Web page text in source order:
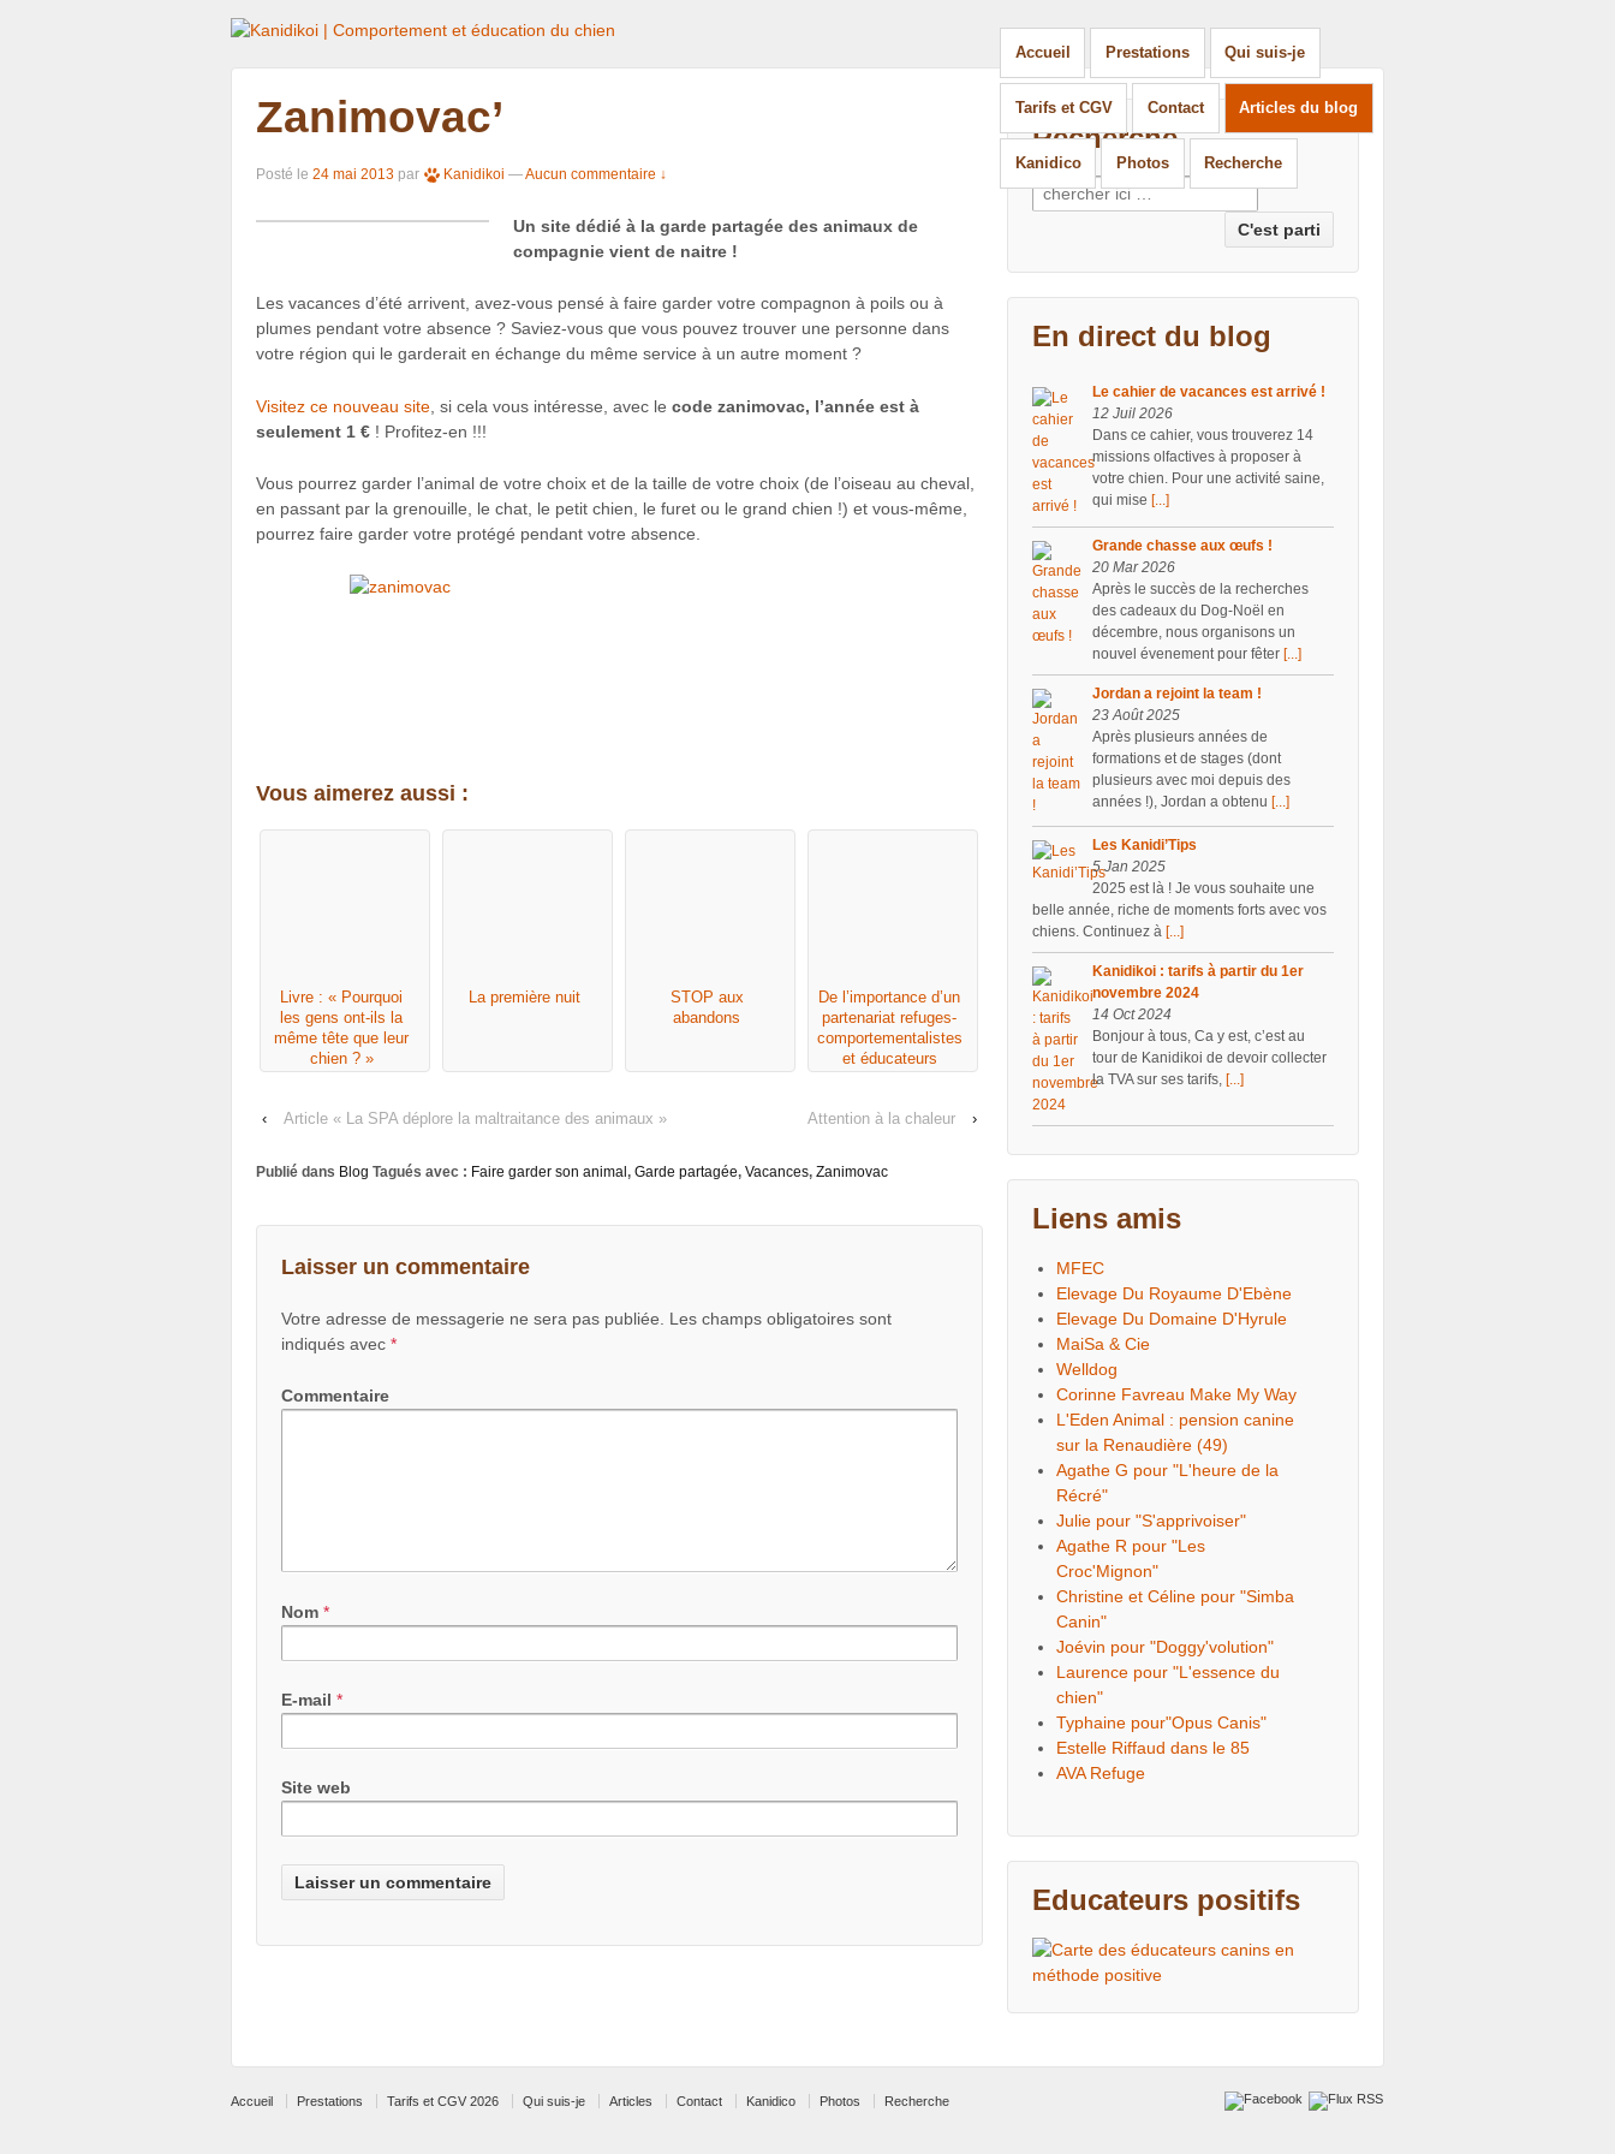
Accueil Prestations Qui suis-je
Tarifs et CGV Contact Articles du blog
Kanidico Photos Recherche
Zanimovac’
Posté le 24 mai 2013 par Kanidikoi —Aucun commentaire ↓
Un site dédié à la garde partagée des animaux de
compagnie vient de naitre !
Les vacances d’été arrivent, avez-vous pensé à faire garder votre compagnon à poils ou à
plumes pendant votre absence ? Saviez-vous que vous pouvez trouver une personne dans
votre région qui le garderait en échange du même service à un autre moment ?
Visitez ce nouveau site , si cela vous intéresse, avec le code zanimovac, l’année est à
seulement 1 € ! Profitez-en !!!
Vous pourrez garder l’animal de votre choix et de la taille de votre choix (de l’oiseau au cheval,
en passant par la grenouille, le chat, le petit chien, le furet ou le grand chien !) et vous-même,
pourrez faire garder votre protégé pendant votre absence.
Vous aimerez aussi :
Livre : « Pourquoi
les gens ont-ils la
même tête que leur
chien ? »
La première nuit
STOP aux
abandons
De l’importance d’un
partenariat refuges-
comportementalistes
et éducateurs
canins
‹ Article « La SPA déplore la maltraitance des animaux » Attention à la chaleur ›
Publié dans Blog Tagués avec : Faire garder son animal, Garde partagée, Vacances, Zanimovac
Laisser un commentaire
Votre adresse de messagerie ne sera pas publiée.
Les champs obligatoires sont
indiqués avec *
Commentaire
Nom *
E-mail *
Site web
Recherche
Recherche pour:
En direct du blog
Le cahier de vacances est arrivé !
12 Juil 2026
Dans ce cahier, vous trouverez 14
missions olfactives à proposer à
votre chien. Pour une activité saine,
qui mise[...]
Grande chasse aux œufs !
20 Mar 2026
Après le succès de la recherches
des cadeaux du Dog-Noël en
décembre, nous organisons un
nouvel évenement pour fêter[...]
Jordan a rejoint la team !
23 Août 2025
Après plusieurs années de
formations et de stages (dont
plusieurs avec moi depuis des
années !), Jordan a obtenu[...]
Les Kanidi’Tips
5 Jan 2025
2025 est là ! Je vous souhaite une
belle année, riche de moments forts avec vos
chiens. Continuez à[...]
Kanidikoi : tarifs à partir du 1er
novembre 2024
14 Oct 2024
Bonjour à tous, Ca y est, c’est au
tour de Kanidikoi de devoir collecter
la TVA sur ses tarifs,[...]
Liens amis
MFEC
Elevage Du Royaume D'Ebène
Elevage Du Domaine D'Hyrule
MaiSa & Cie
Welldog
Corinne Favreau Make My Way
L'Eden Animal : pension canine
sur la Renaudière (49)
Agathe G pour "L'heure de la
Récré"
Julie pour "S'apprivoiser"
Agathe R pour "Les
Croc'Mignon"
Christine et Céline pour "Simba
Canin"
Joévin pour "Doggy'volution"
Laurence pour "L'essence du
chien"
Typhaine pour"Opus Canis"
Estelle Riffaud dans le 85
AVA Refuge
Educateurs positifs
Accueil Prestations Tarifs et CGV 2026 Qui suis-je Articles Contact Kanidico Photos Recherche